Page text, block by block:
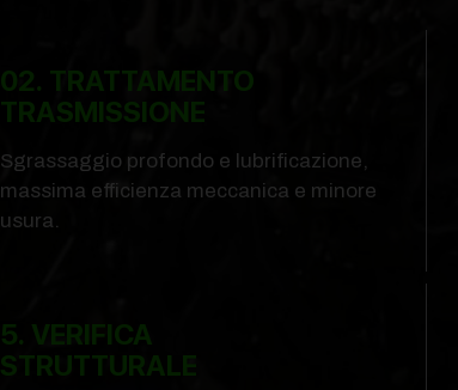
02. TRATTAMENTO
TRASMISSIONE
Sgrassaggio profondo e lubrificazione,
massima efficienza meccanica e minore
usura.
5. VERIFICA
STRUTTURALE